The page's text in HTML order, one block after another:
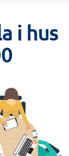
i hus